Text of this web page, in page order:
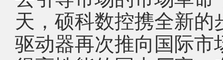
天，硕科数控携全新
驱动器再次推向国际